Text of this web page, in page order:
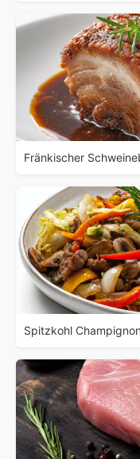
Fränkischer
Spitzkohl